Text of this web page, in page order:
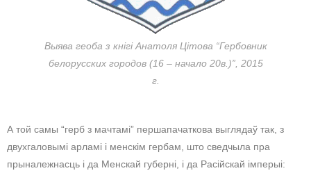
Выява геоба з кнігі Анатоля Цітова “Гербовник
белорусских городов (16 – начало 20в.)”, 2015
г.
А той самы “герб з мачтамі” першапачаткова выглядаў так, з
двухгаловымі арламі і менскім гербам, што сведчыла пра
прыналежнасць і да Менскай губерні, і да Расійскай імперыі: